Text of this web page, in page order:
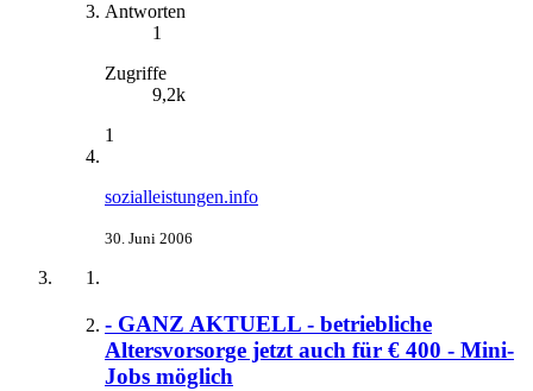
Antworten
1
Zugriffe
9,2k
1
sozialleistungen.info
30. Juni 2006
- GANZ AKTUELL - betriebliche
Altersvorsorge jetzt auch für € 400 - Mini-
Jobs möglich